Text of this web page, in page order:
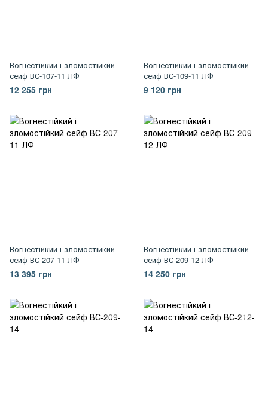
Вогнестійкий і зломостійкий
сейф ВС-107-11 ЛФ
12 255 грн
Вогнестійкий і зломостійкий
сейф ВС-109-11 ЛФ
9 120 грн
Вогнестійкий і зломостійкий
сейф ВС-207-11 ЛФ
13 395 грн
Вогнестійкий і зломостійкий
сейф ВС-209-12 ЛФ
14 250 грн